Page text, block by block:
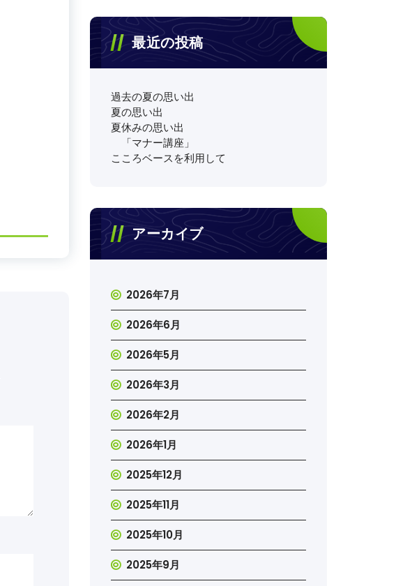
最近の投稿
過去の夏の思い出
夏の思い出
夏休みの思い出
「マナー講座」
こころベースを利用して
アーカイブ
2026年7月
2026年6月
2026年5月
2026年3月
2026年2月
2026年1月
2025年12月
2025年11月
2025年10月
2025年9月